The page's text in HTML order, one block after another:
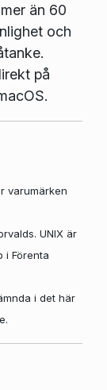
än 60
och
på
varumärken
UNIX är
i Förenta
i det här